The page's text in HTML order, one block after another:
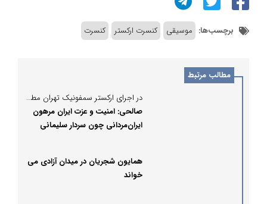
برچسب‌ها: موسیقی کنسرت ارکستر کنسرت
مطالب مرتبط
در اجرای ارکستر سمفونیک تهران مطرح شد؛
صالحی: امنیت و عزت ایران مرهون
ایران‌مردانی چون سردار سلیمانی
همایون شجریان در میدان آزادی می
خواند